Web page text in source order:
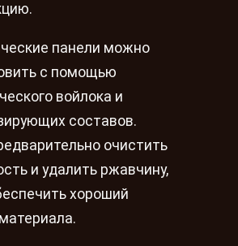
панели можно
с помощью
войлока и
составов.
очистить
и удалить ржавчину,
хороший